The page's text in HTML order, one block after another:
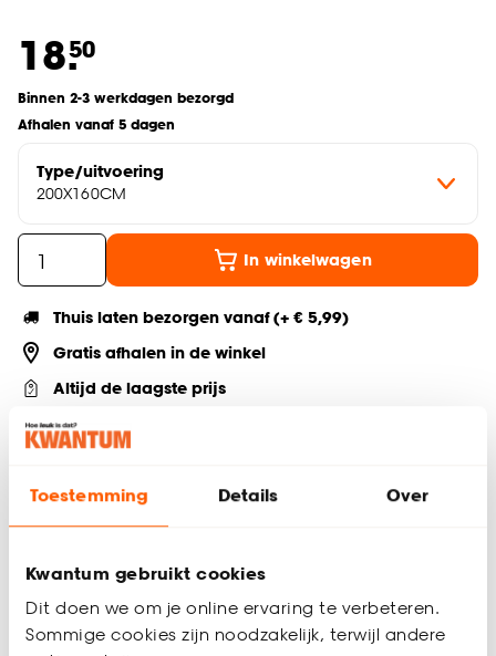
Toestemming Details Over
Kwantum gebruikt cookies
Dit doen we om je online ervaring te verbeteren.
Sommige cookies zijn noodzakelijk, terwijl andere
18.50
Binnen 2-3 werkdagen bezorgd
Afhalen vanaf 5 dagen
Type/uitvoering
200X160CM
In winkelwagen
Thuis laten bezorgen vanaf (+ € 5,99)
Gratis afhalen in de winkel
Altijd de laagste prijs
Deel jouw product & volg ons op social
Hoeslaken Katoen Antraciet
Geschikt voor 160x200 cm matras
Antraciet van kleur